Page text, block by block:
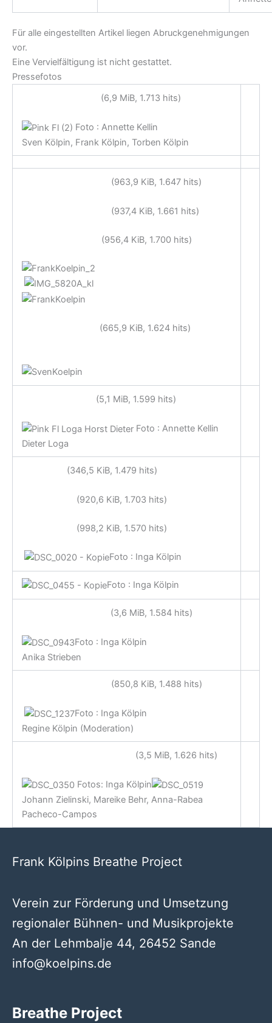
Für alle eingestellten Artikel liegen Abruckgenehmigungen
vor.
Eine Vervielfältigung ist nicht gestattet.
Pressefotos
(6,9 MiB, 1.713 hits)
Foto : Annette Kellin
Sven Kölpin, Frank Kölpin, Torben Kölpin
(963,9 KiB, 1.647 hits)
(937,4 KiB, 1.661 hits)
(956,4 KiB, 1.700 hits)
(665,9 KiB, 1.624 hits)
(5,1 MiB, 1.599 hits)
Foto : Annette Kellin
Dieter Loga
(346,5 KiB, 1.479 hits)
(920,6 KiB, 1.703 hits)
(998,2 KiB, 1.570 hits)
Foto : Inga Kölpin
Foto : Inga Kölpin
(3,6 MiB, 1.584 hits)
Foto : Inga Kölpin
Anika Strieben
(850,8 KiB, 1.488 hits)
Foto : Inga Kölpin
Regine Kölpin (Moderation)
(3,5 MiB, 1.626 hits)
Fotos: Inga Kölpin
Johann Zielinski, Mareike Behr, Anna-Rabea
Pacheco-Campos
Frank Kölpins Breathe Project
Verein zur Förderung und Umsetzung
regionaler Bühnen- und Musikprojekte
An der Lehmbalje 44, 26452 Sande
info@koelpins.de
Breathe Project